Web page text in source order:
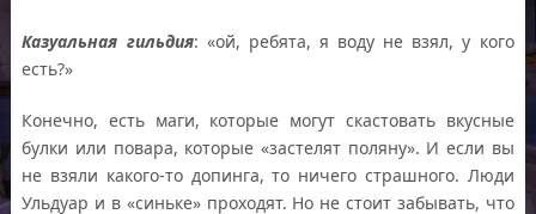
Казуальная гильдия: «ой, ребята, я воду не взял, у кого
есть?»
Конечно, есть маги, которые могут скастовать вкусные
булки или повара, которые «застелят поляну». И если вы
не взяли какого-то допинга, то ничего страшного. Люди
Ульдуар и в «синьке» проходят. Но не стоит забывать, что